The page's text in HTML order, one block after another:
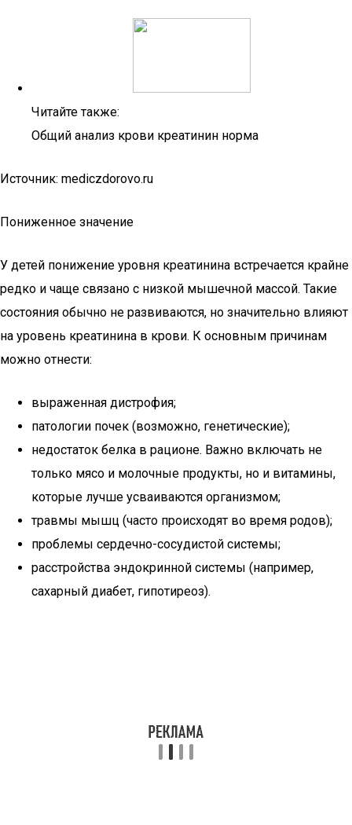
Читайте также:
Общий анализ крови креатинин норма
Источник: mediczdorovo.ru
Пониженное значение
У детей понижение уровня креатинина встречается крайне
редко и чаще связано с низкой мышечной массой. Такие
состояния обычно не развиваются, но значительно влияют
на уровень креатинина в крови. К основным причинам
можно отнести:
выраженная дистрофия;
патологии почек (возможно, генетические);
недостаток белка в рационе. Важно включать не
только мясо и молочные продукты, но и витамины,
которые лучше усваиваются организмом;
травмы мышц (часто происходят во время родов);
проблемы сердечно-сосудистой системы;
расстройства эндокринной системы (например,
сахарный диабет, гипотиреоз).